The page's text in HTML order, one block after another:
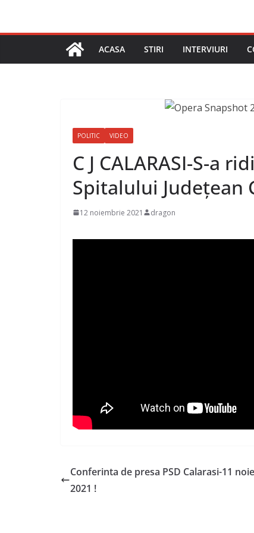
ACASA STIRI INTERVIURI
POLITIC VIDEO
C J CALARASI-S-a
Spitalului Județean
12 noiembrie 2021 dragon
Conferinta de presa PSD Calarasi-11
2021 !